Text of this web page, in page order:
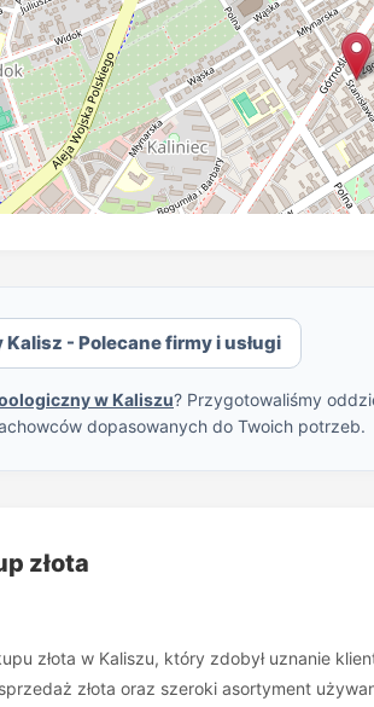
- Polecane firmy i usługi
w Kaliszu? Przygotowaliśmy
dopasowanych do Twoich potrzeb.
złota
złota w Kaliszu, który zdobył uznanie
złota oraz szeroki asortyment